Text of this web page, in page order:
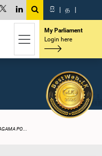
සි | த |
My Parliament
Login here
PO...